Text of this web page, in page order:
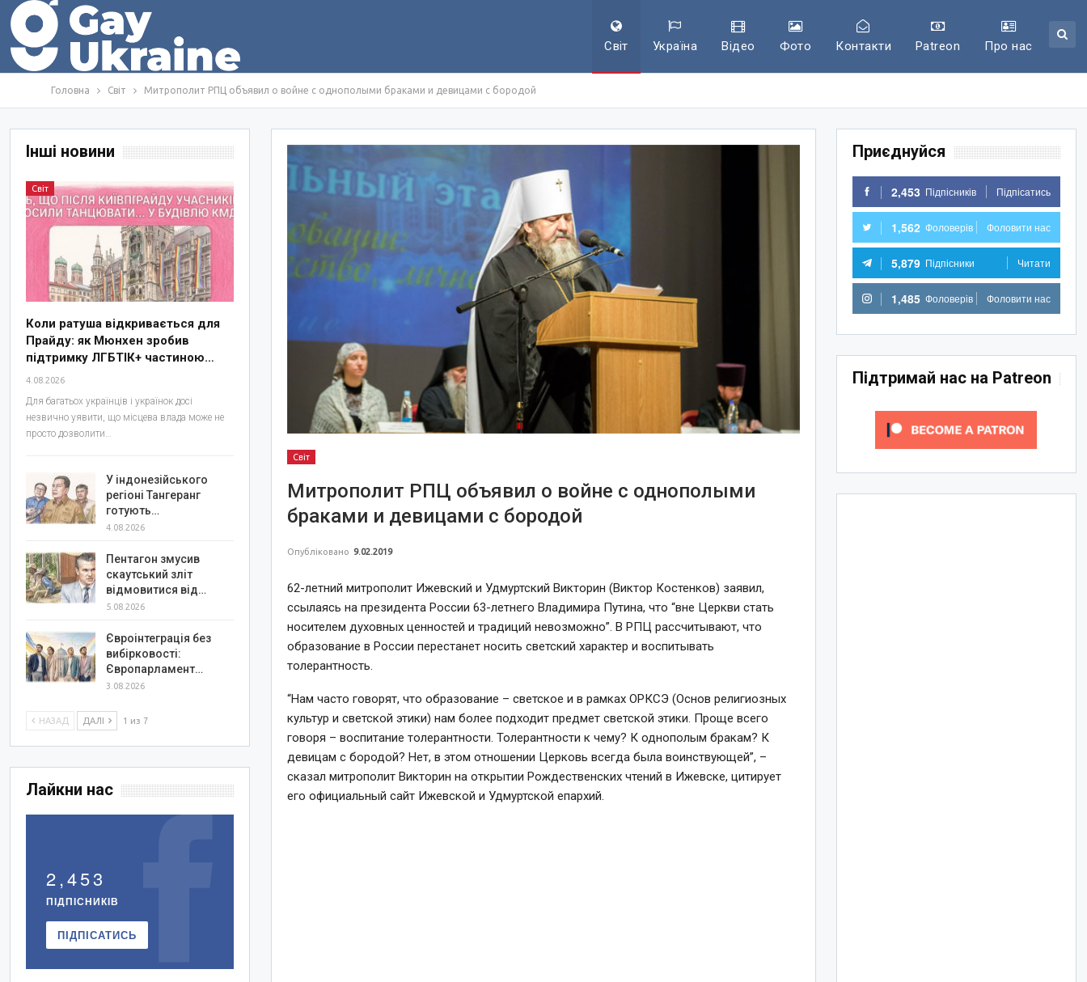
Світ Україна Відео Фото Контакти Patreon Про нас
Головна Світ Митрополит РПЦ объявил о войне с однополыми браками и девицами с бородой
Світ
Митрополит РПЦ объявил о войне с однополыми
браками и девицами с бородой
Опубліковано 9.02.2019
62-летний митрополит Ижевский и Удмуртский Викторин (Виктор Костенков) заявил,
ссылаясь на президента России 63-летнего Владимира Путина, что “вне Церкви стать
носителем духовных ценностей и традиций невозможно”. В РПЦ рассчитывают, что
образование в России перестанет носить светский характер и воспитывать
толерантность.
“Нам часто говорят, что образование – светское и в рамках ОРКСЭ (Основ религиозных
культур и светской этики) нам более подходит предмет светской этики. Проще всего
говоря – воспитание толерантности. Толерантности к чему? К однополым бракам? К
девицам с бородой? Нет, в этом отношении Церковь всегда была воинствующей”, –
сказал митрополит Викторин на открытии Рождественских чтений в Ижевске, цитирует
его официальный сайт Ижевской и Удмуртской епархий.
Приєднуйся
2,453 Підпісників Підпісатись
1,562 Фоловерів Фоловити нас
5,879 Підпісники Читати
1,485 Фоловерів Фоловити нас
Підтримай нас на Patreon
Інші новини
Світ
Коли ратуша відкривається для
Прайду: як Мюнхен зробив
підтримку ЛГБТІК+ частиною…
4.08.2026
Для багатьох українців і українок досі
незвично уявити, що місцева влада може не
просто дозволити…
У індонезійського
регіоні Тангеранг
готують…
4.08.2026
Пентагон змусив
скаутський зліт
відмовитися від…
5.08.2026
Євроінтеграція без
вибірковості:
Європарламент…
3.08.2026
НАЗАД ДАЛІ 1 из 7
Лайкни нас
2,453
ПІДПІСНИКІВ
ПІДПІСАТИСЬ